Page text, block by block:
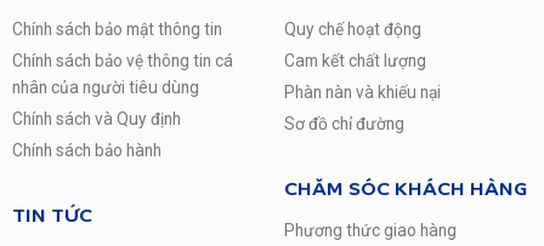
Khối lượng sấy 8 kg phù hợp gia đình khoảng 4 – 5
đình có 4 – 5 người hoặc để làm khô một lượng ít
quần áo mỗi khi cần.
Chính sách bảo mật thông tin
Chính sách bảo vệ thông tin cá
nhân của người tiêu dùng
Chính sách và Quy định
Chính sách bảo hành
TIN TỨC
Quy chế hoạt động
Cam kết chất lượng
Phàn nàn và khiếu nại
Sơ đồ chỉ đường
CHĂM SÓC KHÁCH HÀNG
Phương thức giao hàng